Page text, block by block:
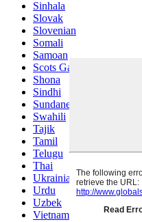
Sinhala
Slovak
Slovenian
Somali
Samoan
Scots Gaelic
Shona
Sindhi
Sundanese
Swahili
Tajik
Tamil
Telugu
Thai
Ukrainian
Urdu
Uzbek
Vietnamese